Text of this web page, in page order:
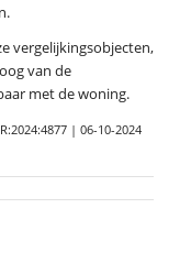
vergelijkingsobjecten,
van de
met de woning.
| 06-10-2024